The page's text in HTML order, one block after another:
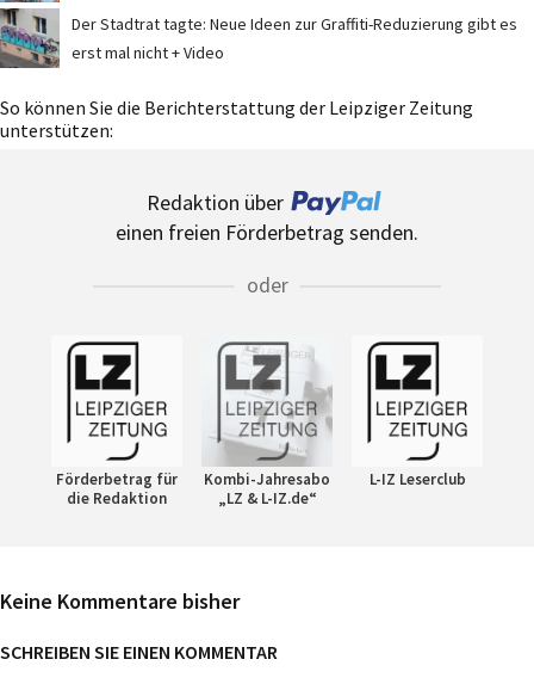
Der Stadtrat tagte: Neue Ideen zur Graffiti-Reduzierung gibt es
erst mal nicht + Video
So können Sie die Berichterstattung der Leipziger Zeitung
unterstützen:
Redaktion über
einen freien Förderbetrag senden.
oder
Förderbetrag für
die Redaktion
Kombi-Jahresabo
„LZ & L-IZ.de“
L-IZ Leserclub
Keine Kommentare bisher
SCHREIBEN SIE EINEN KOMMENTAR